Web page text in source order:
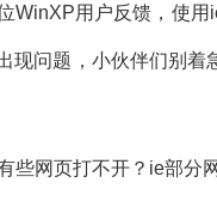
WinXP用户反馈，使
现问题，小伙伴们别